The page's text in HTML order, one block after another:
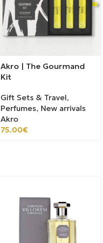
Akro | The Gourmand
Kit
Gift Sets & Travel,
Perfumes, New arrivals
Akro
75.00€